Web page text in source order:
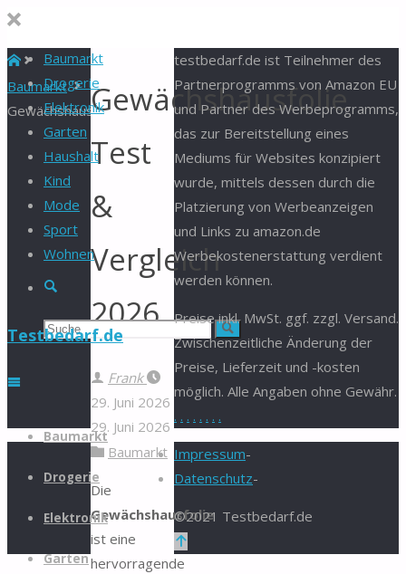
Baumarkt
Drogerie
Elektronik
Garten
Haushalt
Kind
Mode
Sport
Wohnen
Suche
Suchen Suche
Testbedarf.de
Zum
springen
Baumarkt
Drogerie
Elektronik
Garten
Start
Baumarkt
GewächshausfolieGewächshausfolie
Test
&
Vergleich
2026
Frank
29. Juni 2026
29. Juni 2026
Baumarkt
Die
Gewächshausfolie
ist eine
hervorragende
testbedarf.de ist Teilnehmer des
Partnerprogramms von Amazon EU
und Partner des Werbeprogramms,
das zur Bereitstellung eines
Mediums für Websites konzipiert
wurde, mittels dessen durch die
Platzierung von Werbeanzeigen
und Links zu amazon.de
Werbekostenerstattung verdient
werden können.
Preise inkl. MwSt. ggf. zzgl. Versand.
Zwischenzeitliche Änderung der
Preise, Lieferzeit und -kosten
möglich. Alle Angaben ohne Gewähr.
. . . . . . . .
Impressum-
Datenschutz-
©2021 Testbedarf.de
Zurück
nach